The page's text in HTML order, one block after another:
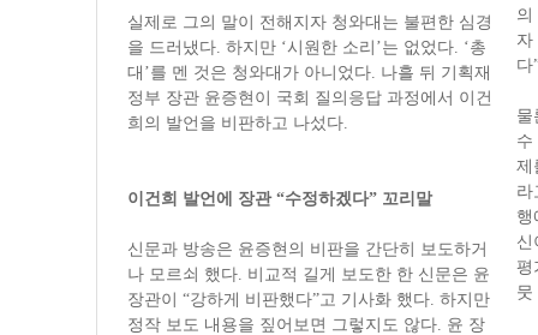
실제로 그의 말이 전해지자 청와대는 불편한 심경
을 드러냈다. 하지만 ‘시원한 소리’는 없었다. ‘총
대’를 멘 것은 청와대가 아니었다. 나흘 뒤 기획재
정부 장관 윤증현이 국회 질의응답 과정에서 이건
희의 발언을 비판하고 나섰다.
이건희 발언에 장관 “수정하겠다” 꼬리말
신문과 방송은 윤증현의 비판을 간단히 보도하거
나 모르쇠 했다. 비교적 길게 보도한 한 신문은 윤
장관이 “강하게 비판했다”고 기사화 했다. 하지만
정작 보도 내용을 짚어보면 그렇지도 않다. 윤 장
의
자
다
물
수
제
라
행
신
평
뭇